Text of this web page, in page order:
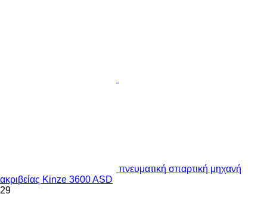
πνευματική σπαρτική μηχανή
ακριβείας Kinze 3600 ASD
29